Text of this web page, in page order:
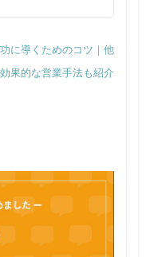
に導くためのコツ｜他
果的な営業手法も紹介